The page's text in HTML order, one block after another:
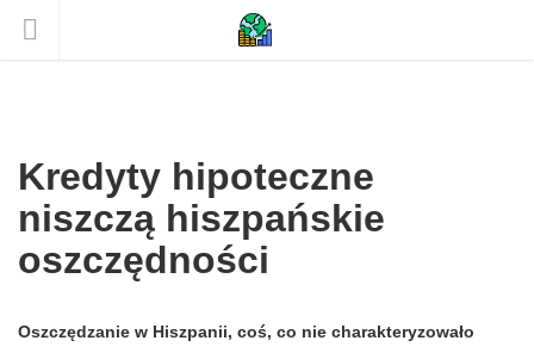
Kredyty hipoteczne
niszczą hiszpańskie
oszczędności
Oszczędzanie w Hiszpanii, coś, co nie charakteryzowało